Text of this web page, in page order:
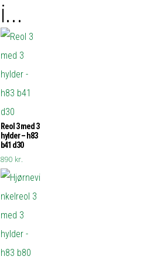
i…
Reol 3 med 3
hylder – h83
b41 d30
890 kr.